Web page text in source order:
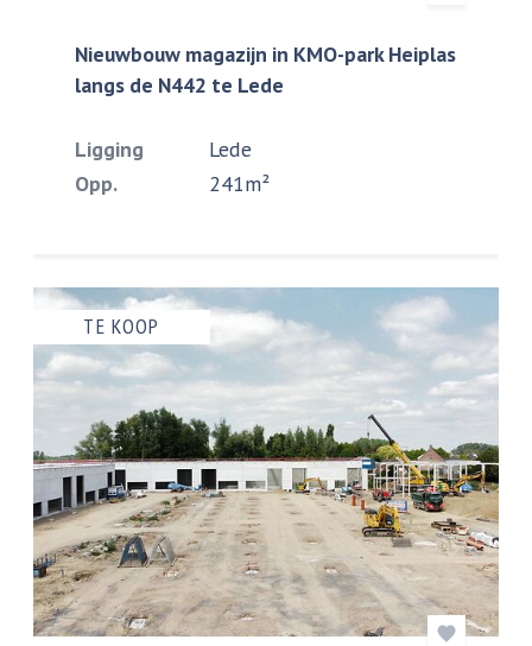
Nieuwbouw magazijn in KMO-park Heiplas
langs de N442 te Lede
Ligging
Lede
Opp.
241m²
TE KOOP